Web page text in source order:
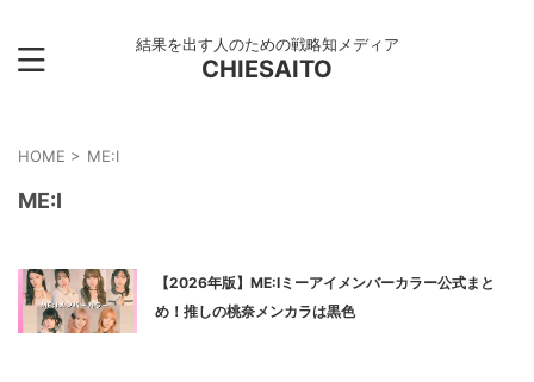
結果を出す人のための戦略知メディア
CHIESAITO
HOME > ME:I
ME:I
【2026年版】ME:Iミーアイメンバーカラー公式まと
め！推しの桃奈メンカラは黒色